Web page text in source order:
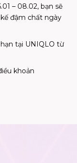
– 08.02, bạn sẽ
đậm chất ngày
tại UNIQLO từ
khoản